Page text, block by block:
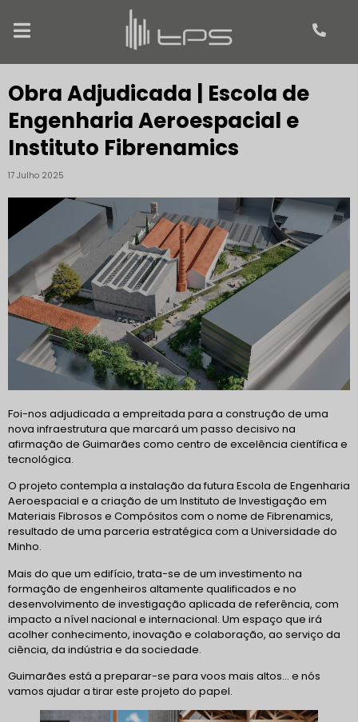
Obra Adjudicada | Escola de
Engenharia Aeroespacial e
Instituto Fibrenamics
17 Julho 2025
Foi-nos adjudicada a empreitada para a construção de uma
nova infraestrutura que marcará um passo decisivo na
afirmação de Guimarães como centro de excelência científica e
tecnológica.
O projeto contempla a instalação da futura Escola de Engenharia
Aeroespacial e a criação de um Instituto de Investigação em
Materiais Fibrosos e Compósitos com o nome de Fibrenamics,
resultado de uma parceria estratégica com a Universidade do
Minho.
Mais do que um edifício, trata-se de um investimento na
formação de engenheiros altamente qualificados e no
desenvolvimento de investigação aplicada de referência, com
impacto a nível nacional e internacional. Um espaço que irá
acolher conhecimento, inovação e colaboração, ao serviço da
ciência, da indústria e da sociedade.
Guimarães está a preparar-se para voos mais altos… e nós
vamos ajudar a tirar este projeto do papel.